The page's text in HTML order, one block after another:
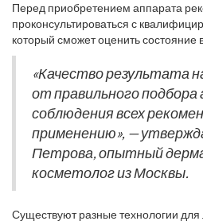
аппарат для домашнего
самостоятельно ухаживать за
косметологических кабинетов.
функциях, которые соответствуют
ожиданиям.
соответствующие маркировки.
также могут быть индикаторами
прибора. Известные компании
долговечности использования
должна соответствовать его
финансовым возможностям, но не
Перед приобретением аппарата
проконсультироваться с
который сможет оценить состояние
наиболее подходящее устройство.
«Качество результата
от правильного
соблюдения всех
применению», —
Петрова, опытный
косметолог из Москвы.
Существуют разные технологии для